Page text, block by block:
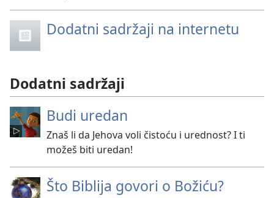
Dodatni sadržaji na internetu
Dodatni sadržaji
Budi uredan
Znaš li da Jehova voli čistoću i urednost? I ti
možeš biti uredan!
Što Biblija govori o Božiću?